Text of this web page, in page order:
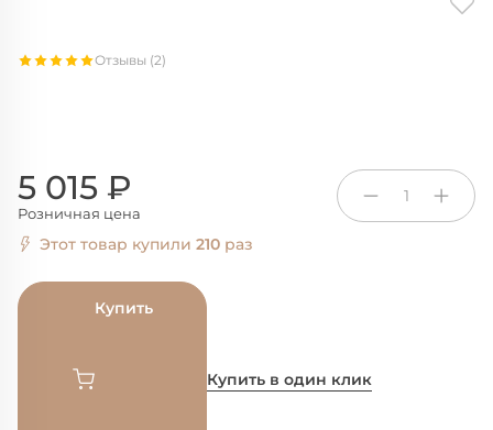
Отзывы (2)
5 015 ₽
Розничная цена
1
Этот товар купили 210 раз
Купить
Купить в один клик